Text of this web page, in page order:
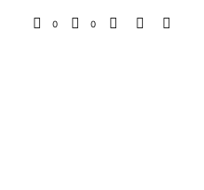
0 0